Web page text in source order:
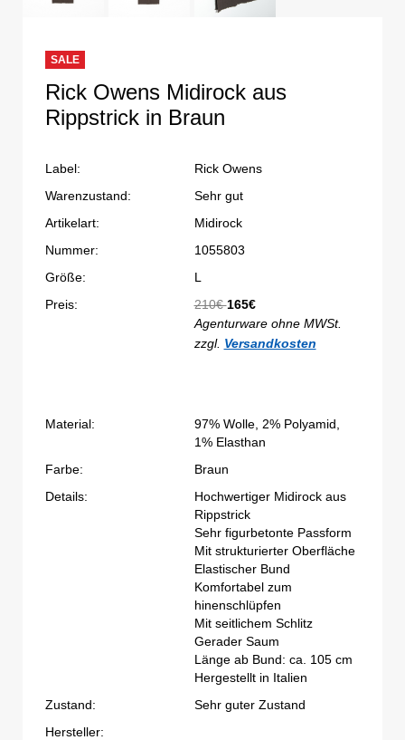
SALE
Rick Owens Midirock aus
Rippstrick in Braun
Label:
Rick Owens
Warenzustand:
Sehr gut
Artikelart:
Midirock
Nummer:
1055803
Größe:
L
Preis:
210€165€
Agenturware ohne MWSt.
zzgl. Versandkosten
Material:
97% Wolle, 2% Polyamid,
1% Elasthan
Farbe:
Braun
Details:
Hochwertiger Midirock aus
Rippstrick
Sehr figurbetonte Passform
Mit strukturierter Oberfläche
Elastischer Bund
Komfortabel zum
hinenschlüpfen
Mit seitlichem Schlitz
Gerader Saum
Länge ab Bund: ca. 105 cm
Hergestellt in Italien
Zustand:
Sehr guter Zustand
Hersteller: